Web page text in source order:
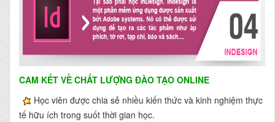
CAM KẾT VỀ CHẤT LƯỢNG ĐÀO TẠO ONLINE
Học viên được chia sẻ nhiều kiến thức và kinh nghiệm thực
tế hữu ích trong suốt thời gian học.